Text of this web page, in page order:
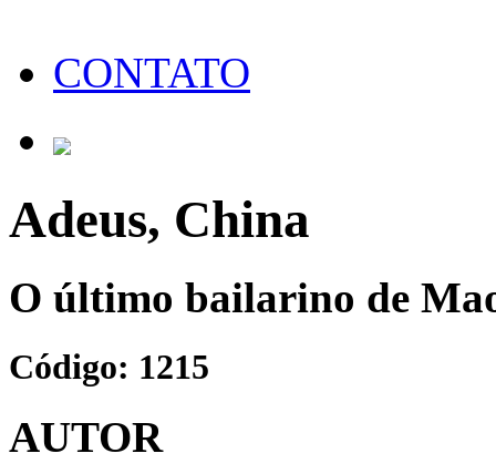
CONTATO
Adeus, China
O último bailarino de
Código: 1215
AUTOR